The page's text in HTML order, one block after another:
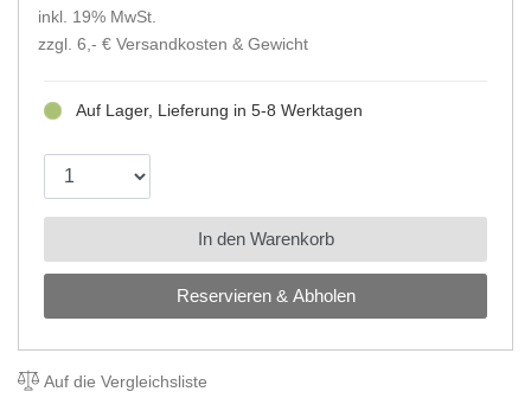
inkl. 19% MwSt.
zzgl. 6,- € Versandkosten & Gewicht
Reservieren & Abholen
Auf Lager, Lieferung in 5-8 Werktagen
In den Warenkorb
Auf die Vergleichsliste